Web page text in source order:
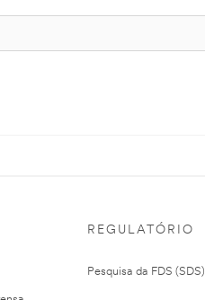
REGULATÓRIO
Pesquisa da FDS (SDS)